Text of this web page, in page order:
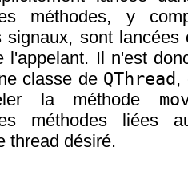
méthodes, y
signaux, sont lancées
l'appelant. Il n'est
classe de QThread ,
la méthode
méthodes liées
thread désiré.